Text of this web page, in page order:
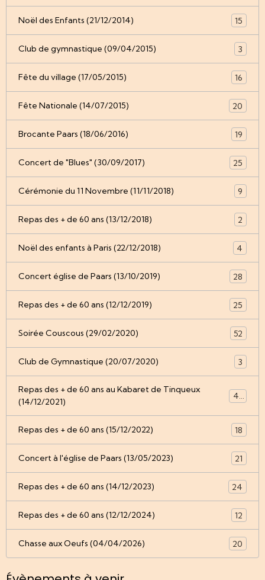
Noël des Enfants (21/12/2014) 15
Club de gymnastique (09/04/2015) 3
Fête du village (17/05/2015) 16
Fête Nationale (14/07/2015) 20
Brocante Paars (18/06/2016) 19
Concert de "Blues" (30/09/2017) 25
Cérémonie du 11 Novembre (11/11/2018) 9
Repas des + de 60 ans (13/12/2018) 2
Noël des enfants à Paris (22/12/2018) 4
Concert église de Paars (13/10/2019) 28
Repas des + de 60 ans (12/12/2019) 25
Soirée Couscous (29/02/2020) 52
Club de Gymnastique (20/07/2020) 3
Repas des + de 60 ans au Kabaret de Tinqueux
(14/12/2021)
49
Repas des + de 60 ans (15/12/2022) 18
Concert à l'église de Paars (13/05/2023) 21
Repas des + de 60 ans (14/12/2023) 24
Repas des + de 60 ans (12/12/2024) 12
Chasse aux Oeufs (04/04/2026) 20